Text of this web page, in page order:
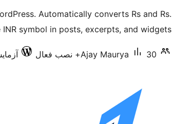
Automatically converts Rs and Rs.
symbol in posts, excerpts, and widgets.
Ajay Maurya 30+ نصب فعال